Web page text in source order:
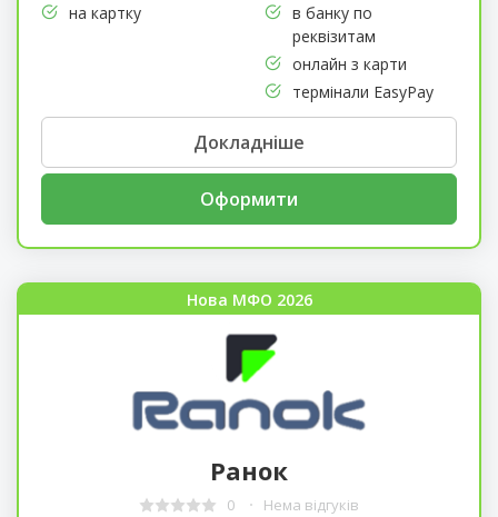
на картку
в банку по
реквізитам
онлайн з карти
термінали EasyPay
Докладніше
Оформити
Нова МФО 2026
Ранок
0 Нема відгуків